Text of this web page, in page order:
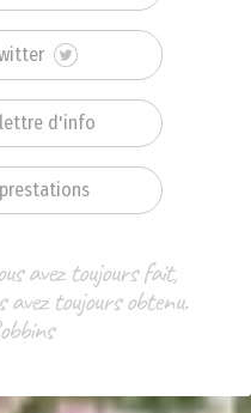
lettre d'info
avez toujours fait,
avez toujours obtenu.